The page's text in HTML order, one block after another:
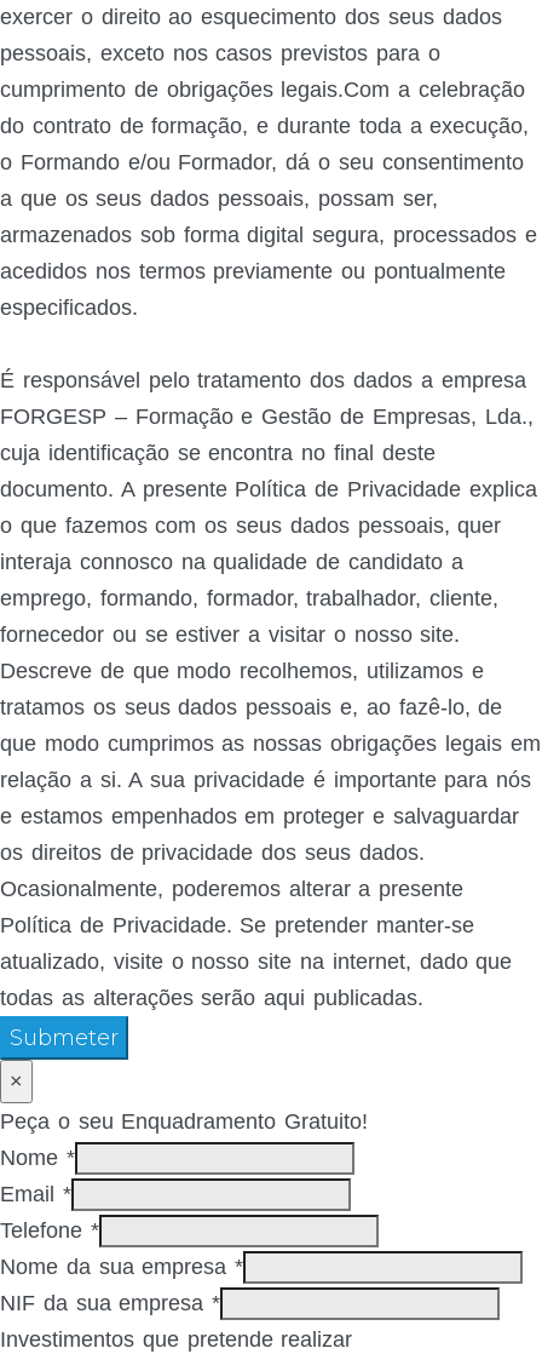
exercer o direito ao esquecimento dos seus dados
pessoais, exceto nos casos previstos para o
cumprimento de obrigações legais.Com a celebração
do contrato de formação, e durante toda a execução,
o Formando e/ou Formador, dá o seu consentimento
a que os seus dados pessoais, possam ser,
armazenados sob forma digital segura, processados e
acedidos nos termos previamente ou pontualmente
especificados.
É responsável pelo tratamento dos dados a empresa
FORGESP – Formação e Gestão de Empresas, Lda.,
cuja identificação se encontra no final deste
documento. A presente Política de Privacidade explica
o que fazemos com os seus dados pessoais, quer
interaja connosco na qualidade de candidato a
emprego, formando, formador, trabalhador, cliente,
fornecedor ou se estiver a visitar o nosso site.
Descreve de que modo recolhemos, utilizamos e
tratamos os seus dados pessoais e, ao fazê-lo, de
que modo cumprimos as nossas obrigações legais em
relação a si. A sua privacidade é importante para nós
e estamos empenhados em proteger e salvaguardar
os direitos de privacidade dos seus dados.
Ocasionalmente, poderemos alterar a presente
Política de Privacidade. Se pretender manter-se
atualizado, visite o nosso site na internet, dado que
todas as alterações serão aqui publicadas.
Submeter
×
Peça o seu Enquadramento Gratuito!
Nome *
Email *
Telefone *
Nome da sua empresa*
NIF da sua empresa*
Investimentos que pretende realizar